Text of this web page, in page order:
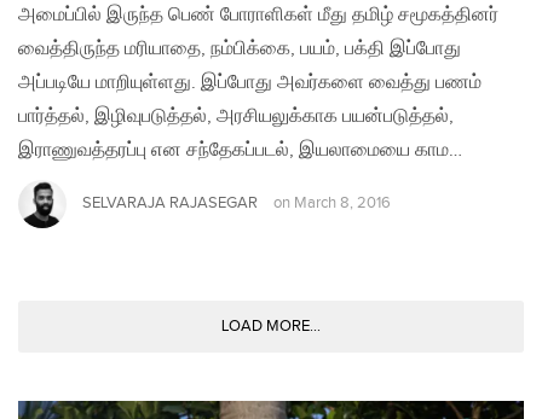
அமைப்பில் இருந்த பெண் போராளிகள் மீது தமிழ் சமூகத்தினர்
வைத்திருந்த மரியாதை, நம்பிக்கை, பயம், பக்தி இப்போது
அப்படியே மாறியுள்ளது. இப்போது அவர்களை வைத்து பணம்
பார்த்தல், இழிவுபடுத்தல், அரசியலுக்காக பயன்படுத்தல்,
இராணுவத்தரப்பு என சந்தேகப்படல், இயலாமையை காம…
SELVARAJA RAJASEGAR on March 8, 2016
LOAD MORE...